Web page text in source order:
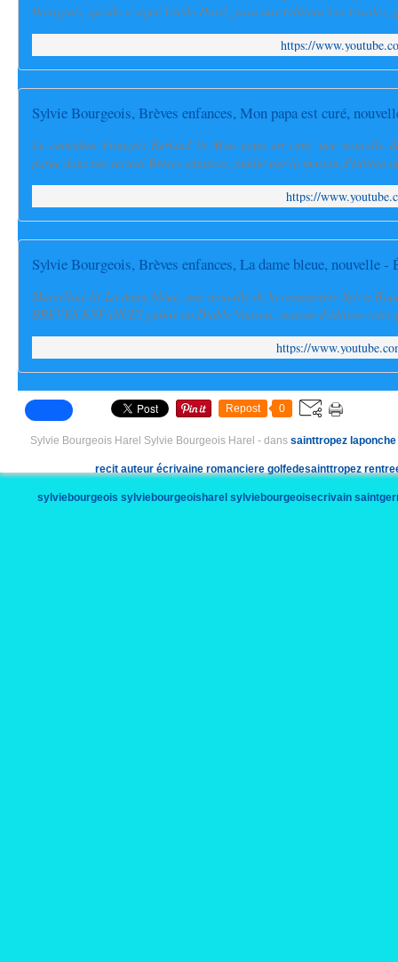
Bourgeois, qu'elle a signé Cécile Harel, paru aux Editions Les Escales,
https://
Sylvie Bourgeois, Brèves enfances, Mon papa est curé,
Le comédien François Berland lit Mon papa est curé, une nouvelle
parue dans son recueil Brèves enfances, publié par la maison d'édition
https://
Sylvie Bourgeois, Brèves enfances, La dame bleue, nouvelle -
Marcelline lit La dame bleue, une nouvelle de la romancière Sylvie
BRÈVES ENFANCES publié au Diable Vauvert, maison d'édition
https://
Repost 0
Sylvie Bourgeois Harel Sylvie Bourgeois Harel - dans sainttropez laponche
recit auteur écrivaine romanciere golfedesainttropez
sylviebourgeois sylviebourgeoisharel sylviebourgeoisecrivain